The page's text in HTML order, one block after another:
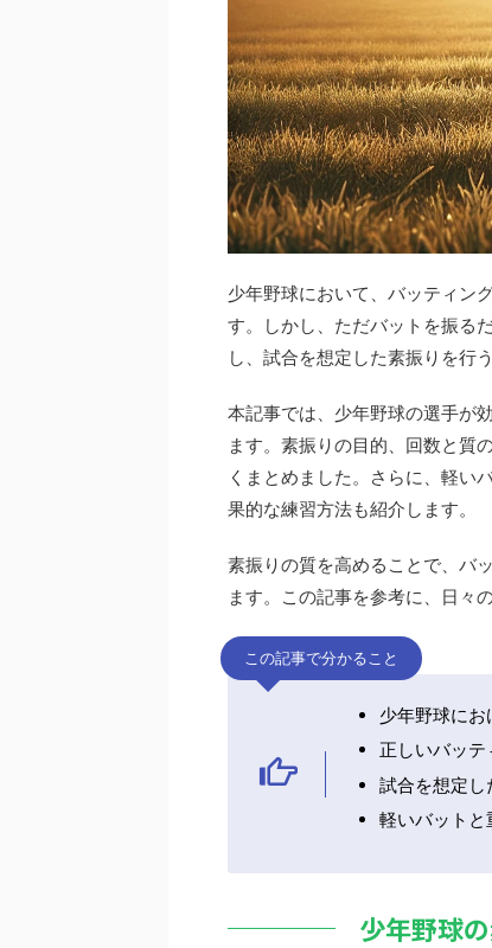
少年野球において、バッティン
す。しかし、ただバットを振る
し、試合を想定した素振りを行
本記事では、少年野球の選手が
ます。素振りの目的、回数と質
くまとめました。さらに、軽い
果的な練習方法も紹介します。
素振りの質を高めることで、バ
ます。この記事を参考に、日々
この記事で分かること
少年野球に
正しいバッ
試合を想定し
軽いバットと
少年野球